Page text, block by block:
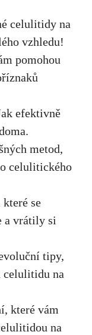
celulitidy na
vzhledu!
pomohou
efektivně
metod,
celulitického
se
a vrátily si
tipy,
celulitidu na
které vám
na